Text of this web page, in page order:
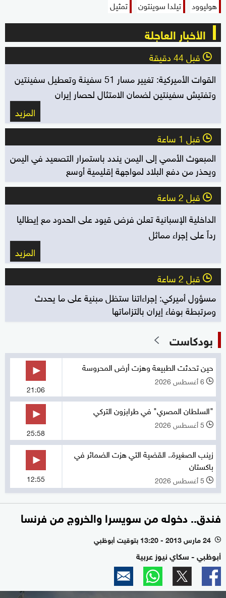
هوليوود تيلدا سوينتون تمثيل
الأخبار العاجلة
l قبل 44 دقيقة
القوات الأميركية: تغيير مسار 51 سفينة وتعطيل سفينتين
وتفتيش سفينتين لضمان الامتثال لحصار إيران
المزيد
l قبل 1 ساعة
المبعوث الأممي إلى اليمن يندد باستمرار التصعيد في اليمن
ويحذر من دفع البلاد لمواجهة إقليمية أوسع
l قبل 2 ساعة
الداخلية الإسبانية تعلن فرض قيود على الحدود مع إيطاليا
رداً على إجراء مماثل
المزيد
l قبل 2 ساعة
مسؤول أميركي: إجراءاتنا ستظل مبنية على ما يحدث
ومرتبطة بوفاء إيران بالتزاماتها
بودكاست
حين تحدثت الطبيعة وهزت أرض المحروسة
l 6 أغسطس 2026
21:06
"السلطان المصري" في طرابزون التركي
l 5 أغسطس 2026
25:58
زينب الصغيرة.. القضية التي هزت الضمائر في
باكستان
l 5 أغسطس 2026 12:55
فندق.. دخوله من سويسرا والخروج من فرنسا
l 24 مارس 2013 - 13:20 بتوقيت أبوظبي
أبوظبي - سكاي نيوز عربية